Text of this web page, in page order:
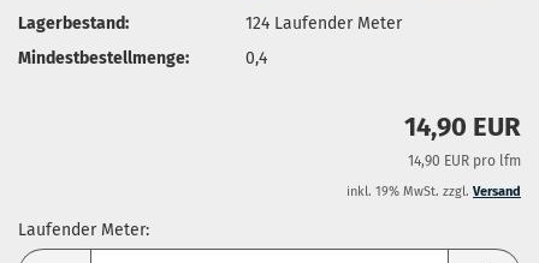
Lagerbestand: 124 Laufender Meter
Mindestbestellmenge:
0,4
14,90 EUR
14,90 EUR pro lfm
inkl. 19% MwSt. zzgl. Versand
Laufender Meter:
Laufender